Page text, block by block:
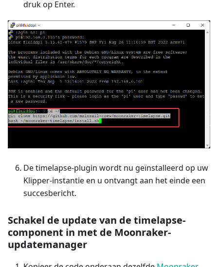
druk op Enter.
De timelapse-plugin wordt nu geïnstalleerd op uw
Klipper-instantie en u ontvangt aan het einde een
succesbericht.
Schakel de update van de timelapse-
component in met de Moonraker-
updatemanager